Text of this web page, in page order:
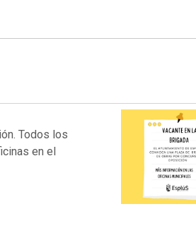
Todos los
en el